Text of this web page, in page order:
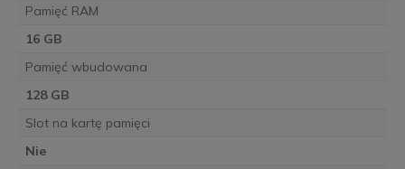
Pamięć RAM
16 GB
Pamięć wbudowana
128 GB
Slot na kartę pamięci
Nie